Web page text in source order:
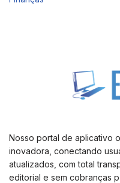
Nosso portal de aplicativo
inovadora, conectando
atualizados, com total
editorial e sem cobranças